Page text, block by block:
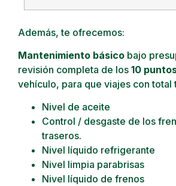
Además, te ofrecemos:
Mantenimiento básico bajo
revisión completa de los 10
vehículo, para que viajes con total
Nivel de aceite
Control / desgaste de los
traseros.
Nivel líquido refrigerante
Nivel limpia parabrisas
Nivel líquido de frenos